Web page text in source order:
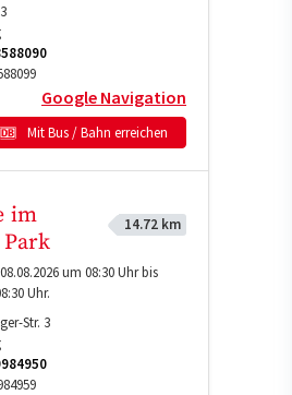
Google Navigation
Mit Bus / Bahn erreichen
im
14.72 km
um 08:30 Uhr bis
Uhr.
Str. 3